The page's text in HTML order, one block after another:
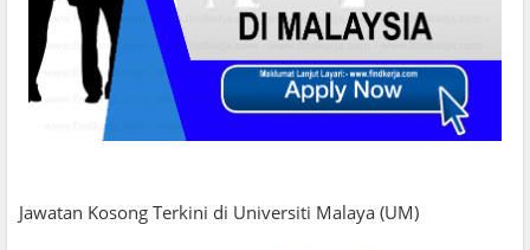
Jawatan Kosong Terkini di Universiti Malaya (UM)